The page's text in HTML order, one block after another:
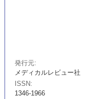
発行元
メディカルレビュー社
ISSN
1346-1966